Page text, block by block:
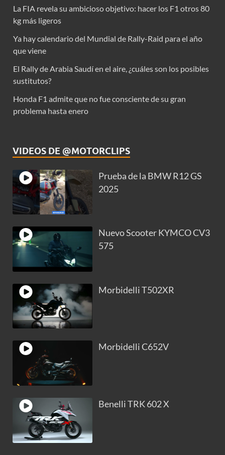
La FIA revela su ambicioso objetivo: hacer los F1 otros 80
kg más ligeros
Ya hay calendario del Mundial de Rally-Raid para el año
que viene
El Rally de Arabia Saudí en el aire, ¿cuáles son los posibles
sustitutos?
Honda F1 admite que no fue consciente de su gran
problema hasta enero
VIDEOS DE @MOTORCLIPS
Prueba de la BMW R12 GS
2025
Nuevo Scooter KYMCO CV3
575
Morbidelli T502XR
Morbidelli C652V
Benelli TRK 602 X